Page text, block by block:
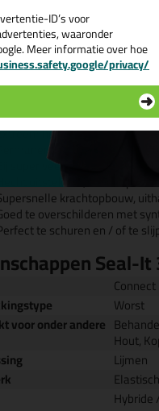
Verdraagzaam
aantasting of stress-
van metaaldelen,
voor verlijming en
montagewerkzaamheden.
hoge
Permanent elastisch, met
Bij super veel situatie's te
uitstekend, zonder
krachtopbouw,
te overschilderen met
te schuren en / of te
Seal-
Worst
voor onder andere
Hout,
Lijmen
ID’s voor
waaronder
Meer informatie over hoe
privacy/